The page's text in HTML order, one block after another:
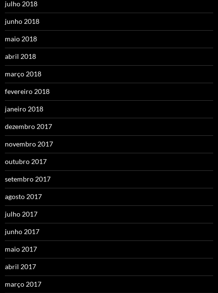
julho 2018
junho 2018
maio 2018
abril 2018
março 2018
fevereiro 2018
janeiro 2018
dezembro 2017
novembro 2017
outubro 2017
setembro 2017
agosto 2017
julho 2017
junho 2017
maio 2017
abril 2017
março 2017